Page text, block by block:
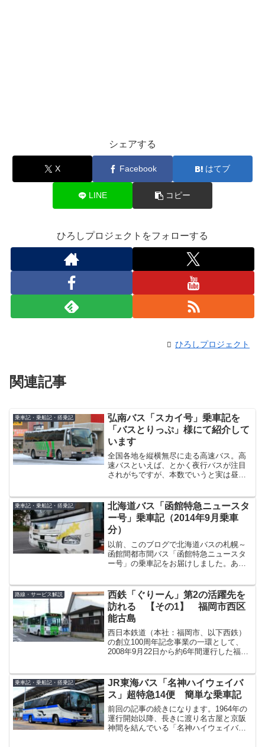
シェアする
X Facebook はてブ
LINE コピー
ひろしプロジェクトをフォローする
ひろしプロジェクト
関連記事
乗車記・乗船記・搭乗記
弘南バス「スカイ号」乗車記を
「バスとりっぷ」様にて紹介して
います
全国各地を縦横無尽に走る高速バス。高
速バスといえば、とかく夜行バスが注目
されがちですが、本数でいうと実は昼間
離の通勤通学にも使われる路線から、東
京～大阪間のように夜行バ...
乗車記・乗船記・搭乗記
北海道バス「函館特急ニュースタ
ー号」乗車記（2014年9月乗車
分）
以前、このブログで北海道バスの札幌～
函館間都市間バス「函館特急ニュースタ
ー号」の乗車記をお届けしました。あの
地の良いシートが印象に残ったのです
が、あれから2年、国際興...
路線・サービス解説
西鉄「ぐりーん」第2の活躍先を
訪れる 【その1】 福岡市西区
能古島
西日本鉄道（本社：福岡市、以下西鉄）
の創立100周年記念事業の一環として、
2008年9月22日から約6年間運行した福岡
として運行が開始されましたが、2014年9
月28日...
乗車記・乗船記・搭乗記
JR東海バス「名神ハイウェイバ
ス」超特急14便 簡単な乗車記
前回の記事の続きになります。1964年の
運行開始以降、長きに渡り名古屋と京阪
神間を結んでいる「名神ハイウェイバ